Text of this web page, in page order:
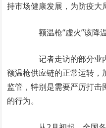
持市场健康发展，为防疫大
额温枪“虚火”该降
记者走访的部分业
额温枪供应链的正常运转，
监管，特别是需要严厉打
的行为。